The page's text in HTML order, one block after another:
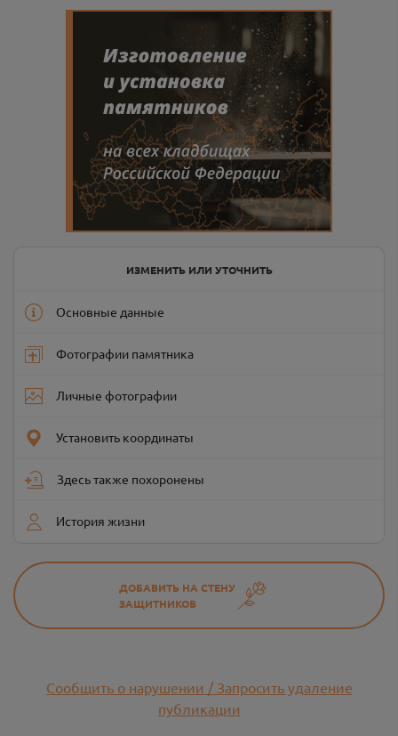
ИЗМЕНИТЬ ИЛИ УТОЧНИТЬ
Основные данные
Фотографии памятника
Личные фотографии
Установить координаты
Здесь также похоронены
История жизни
ДОБАВИТЬ НА СТЕНУ
ЗАЩИТНИКОВ
Сообщить о нарушении / Запросить удаление
публикации